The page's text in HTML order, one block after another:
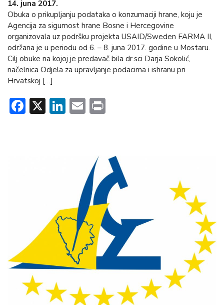
14. juna 2017.
Obuka o prikupljanju podataka o konzumaciji hrane, koju je
Agencija za sigurnost hrane Bosne i Hercegovine
organizovala uz podršku projekta USAID/Sweden FARMA II,
održana je u periodu od 6. – 8. juna 2017. godine u Mostaru.
Cilj obuke na kojoj je predavač bila dr.sci Darja Sokolić,
načelnica Odjela za upravljanje podacima i ishranu pri
Hrvatskoj […]
Facebook
X LinkedIn
Email